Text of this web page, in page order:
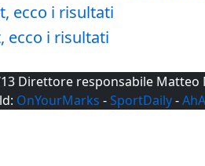
ecco i risultati
ecco i risultati
responsabile Matteo
OnYourMarks -SportDaily-